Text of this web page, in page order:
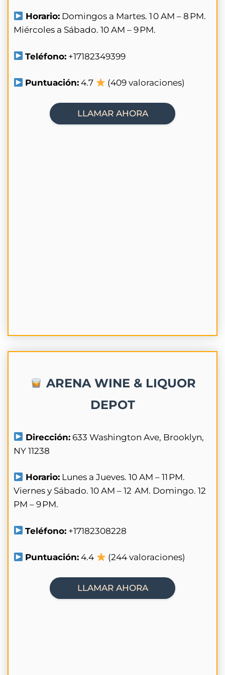
Horario: Domingos a Martes. 1 0 AM – 8 PM.
Miércoles a Sábado. 10 AM – 9 PM.
Teléfono: +17182349399
Puntuación: 4.7 (409 valoraciones)
LLAMAR AHORA
ARENA WINE & LIQUOR
DEPOT
Dirección: 633 Washington Ave, Brooklyn,
NY 11238
Horario: Lunes a Jueves. 10 AM – 11 PM.
Viernes y Sábado. 10 AM – 12 AM. Domingo. 12
PM – 9 PM.
Teléfono: +17182308228
Puntuación: 4.4 (244 valoraciones)
LLAMAR AHORA